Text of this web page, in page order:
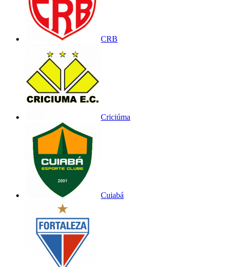
CRB
Criciúma
Cuiabá